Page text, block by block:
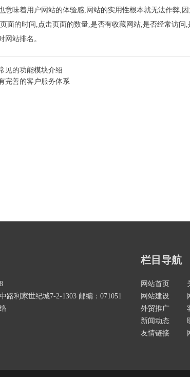
味着用户网站的体验感,网站的实用性根本就无法作弊,
面的时间,点击页面的数量,是否有收藏网站,是否经常访
网站排名。
见的功能模块介绍
完善的客户服务体系
路利家世纪城7-2-1303 邮编：071051
栏目导航
网站首页
网站建设
外贸推广
新闻动态
友情链接